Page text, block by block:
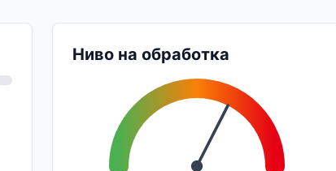
Ниво на обработка